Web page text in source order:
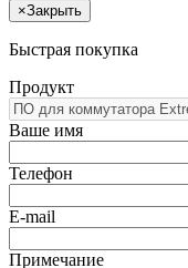
×Закрыть
Быстрая покупка
Продукт
Ваше имя
Телефон
E-mail
Примечание